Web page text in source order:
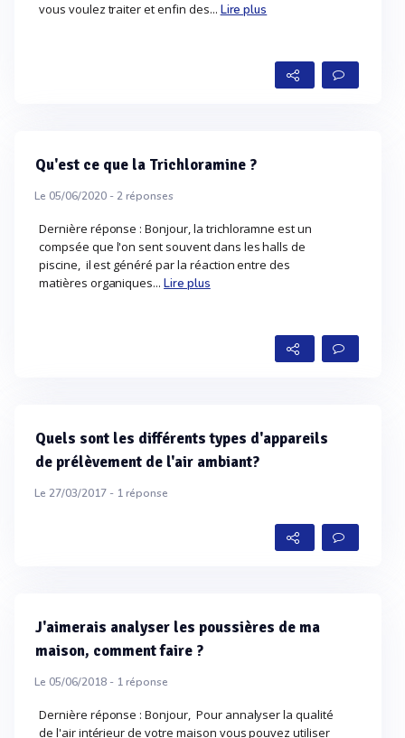
vous voulez traiter et enfin des... Lire plus
Qu'est ce que la Trichloramine ?
Le 05/06/2020 -2réponses
Dernière réponse : Bonjour, la trichloramne est un
compsée que l'on sent souvent dans les halls de
piscine, il est généré par la réaction entre des
matières organiques...Lire plus
Quels sont les différents types d'appareils
de prélèvement de l'air ambiant?
Le 27/03/2017 - 1réponse
J'aimerais analyser les poussières de ma
maison, comment faire ?
Le 05/06/2018 - 1réponse
Dernière réponse : Bonjour, Pour annalyser la qualité
de l'air intérieur de votre maison vous pouvez utiliser